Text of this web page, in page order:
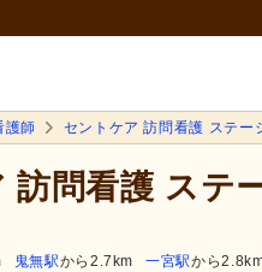
護師 セントケア 訪問看護 ステー
問看護 ステ
鬼無駅から2.7km 一宮駅から